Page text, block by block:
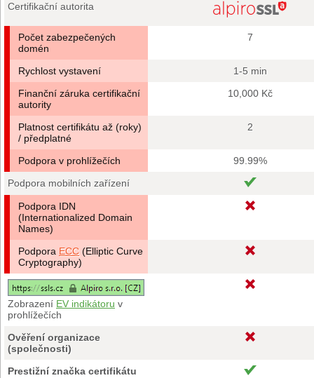
Certifikační autorita
Počet zabezpečených
domén
7
Rychlost vystavení
1-5 min
Finanční záruka certifikační
autority
10,000 Kč
Platnost certifikátu až (roky)
/ předplatné
2
Podpora v prohlížečích
99.99%
Podpora mobilních zařízení
Podpora IDN
(Internationalized Domain
Names)
Podpora ECC (Elliptic Curve
Cryptography)
Zobrazení EV indikátoru v
prohlížečích
Ověření organizace
(společnosti)
Prestižní značka certifikátu